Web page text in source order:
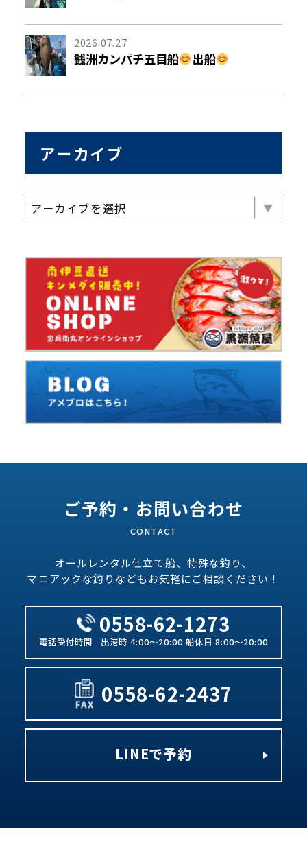
2026.07.27
銭洲カンパチ五目船 出船
アーカイブ
アーカイブを選択
ご予約・お問い合わせ
オールレンタル仕立て船、特殊な釣り、
マニアックな釣りなどもお気軽にご相談ください！
0558-62-1273
出港時 4:00～20:00 船休日 8:00～20:00
0558-62-2437
LINEで予約